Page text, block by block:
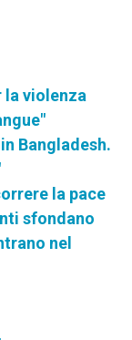
la violenza
Bangladesh.
la pace
sfondano
nel